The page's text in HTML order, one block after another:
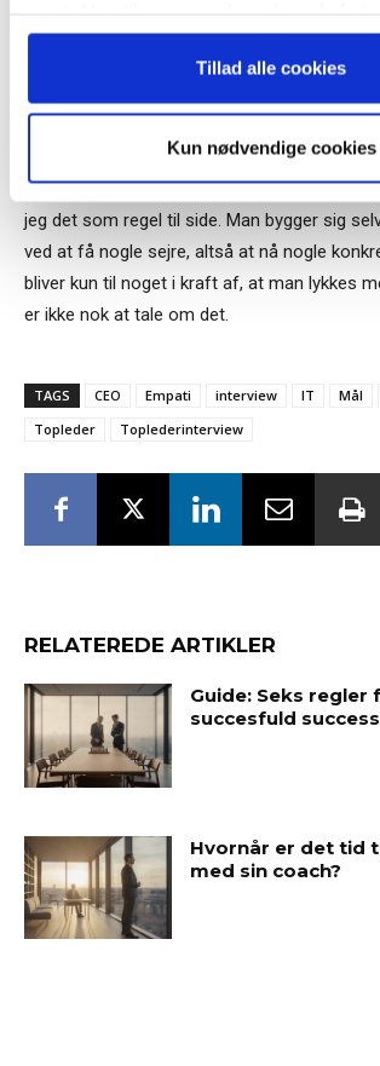
anvende vores hjemmeside.
Tillad alle cookies
Kun nødvendige cookies
meget på noget, at man sætter det som
men også i forhold til omgivelserne. Også
Kan jeg ikke se et konkret praktisk mål med
jeg det som regel til side. Man bygger sig
ved at få nogle sejre, altså at nå nogle
bliver kun til noget i kraft af, at man lykkes
er ikke nok at tale om det.
TAGS CEO Empati interview IT Mål
Topleder
Toplederinterview
RELATEREDE ARTIKLER
Guide: Seks regler
succesfuld
Hvornår er det tid
med sin coach?
Tilmeld